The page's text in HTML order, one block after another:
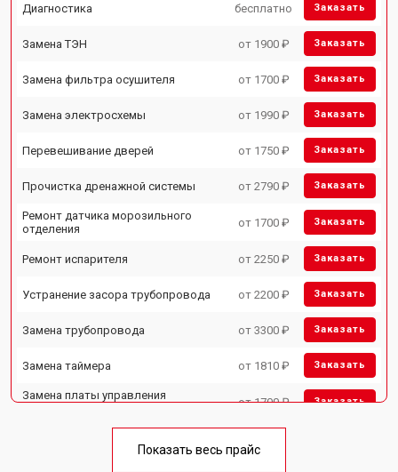
Диагностика бесплатно Заказать
Замена ТЭН от 1900 ₽ Заказать
Замена фильтра осушителя от 1700 ₽ Заказать
Замена электросхемы от 1990 ₽ Заказать
Перевешивание дверей от 1750 ₽ Заказать
Прочистка дренажной системы от 2790 ₽ Заказать
Ремонт датчика морозильного
отделения
от 1700 ₽ Заказать
Ремонт испарителя от 2250 ₽ Заказать
Устранение засора трубопровода от 2200 ₽ Заказать
Замена трубопровода от 3300 ₽ Заказать
Замена таймера от 1810 ₽ Заказать
Замена платы управления
от 1700 ₽ Заказать
Ремонт/замена датчика
Показать весь прайс